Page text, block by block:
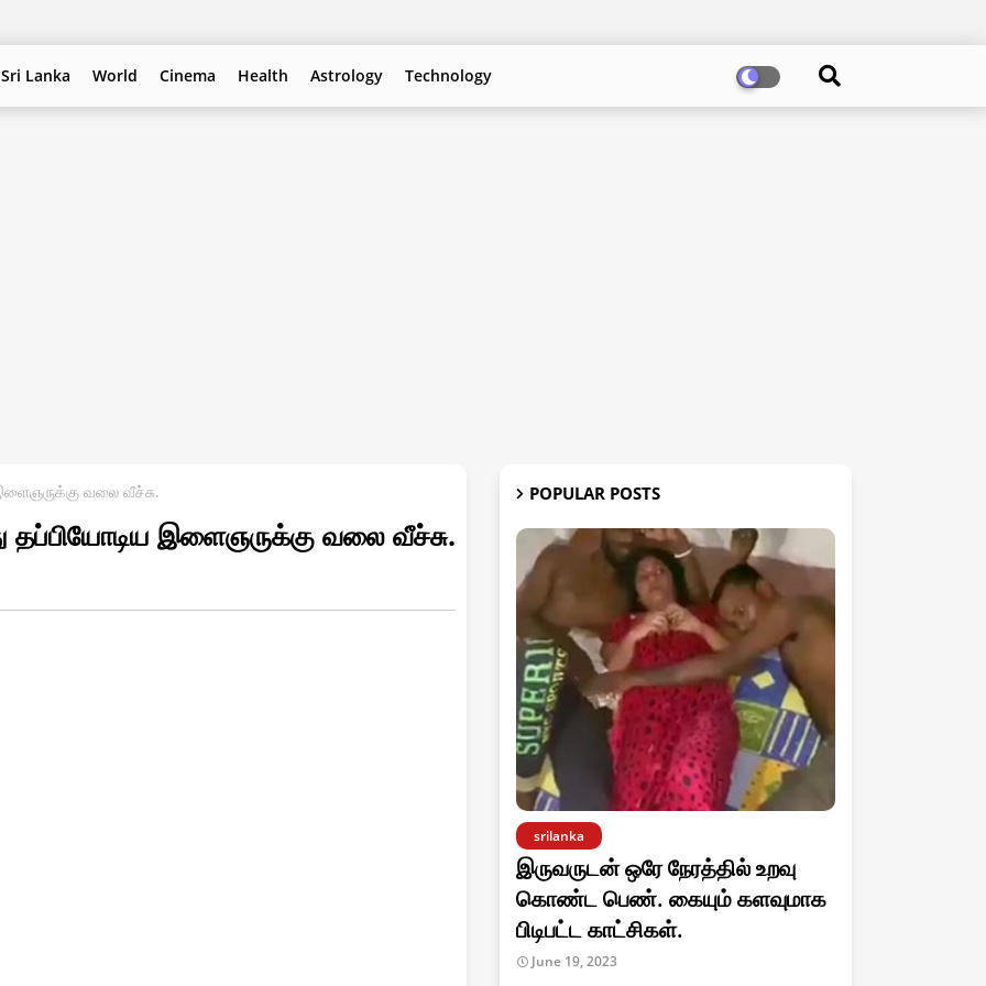
Sri Lanka World Cinema Health Astrology Technology
வலை வீச்சு.
தப்பியோடிய இளைஞருக்கு வலை வீச்சு.
POPULAR POSTS
srilanka
இருவருடன் ஒரே நேரத்தில் உறவு
கொண்ட பெண். கையும் களவுமாக
பிடிபட்ட காட்சிகள்.
June 19, 2023